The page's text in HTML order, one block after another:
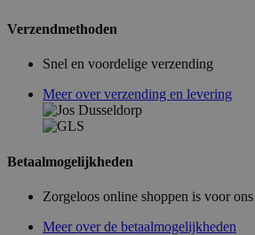
Verzendmethoden
Snel en voordelige verzending
Meer over verzending en levering
Betaalmogelijkheden
Zorgeloos online shoppen is voor
Meer over de betaalmogelijkheden